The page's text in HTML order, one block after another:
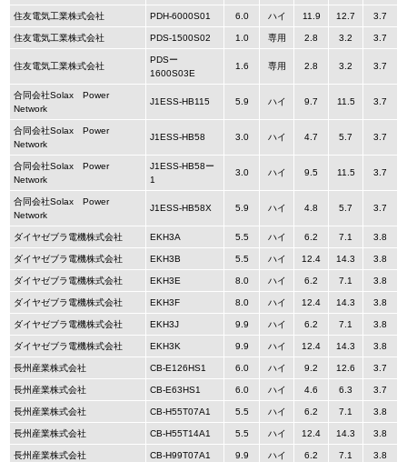
住友電気工業株式会社 PDH-6000S01 6.0 ハイ 11.9 12.7 3.7
住友電気工業株式会社 PDS-1500S02 1.0 専用 2.8 3.2 3.7
住友電気工業株式会社
PDSー
1600S03E
1.6 専用 2.8 3.2 3.7
合同会社Solax Power
Network
J1ESS-HB115 5.9 ハイ 9.7 11.5 3.7
合同会社Solax Power
Network
J1ESS-HB58 3.0 ハイ 4.7 5.7 3.7
合同会社Solax Power
Network
J1ESS-HB58ー
1
3.0 ハイ 9.5 11.5 3.7
合同会社Solax Power
Network
J1ESS-HB58X 5.9 ハイ 4.8 5.7 3.7
ダイヤゼブラ電機株式会社 EKH3A 5.5 ハイ 6.2 7.1 3.8
ダイヤゼブラ電機株式会社 EKH3B 5.5 ハイ 12.4 14.3 3.8
ダイヤゼブラ電機株式会社 EKH3E 8.0 ハイ 6.2 7.1 3.8
ダイヤゼブラ電機株式会社 EKH3F 8.0 ハイ 12.4 14.3 3.8
ダイヤゼブラ電機株式会社 EKH3J 9.9 ハイ 6.2 7.1 3.8
ダイヤゼブラ電機株式会社 EKH3K 9.9 ハイ 12.4 14.3 3.8
長州産業株式会社 CB-E126HS1 6.0 ハイ 9.2 12.6 3.7
長州産業株式会社 CB-E63HS1 6.0 ハイ 4.6 6.3 3.7
長州産業株式会社 CB-H55T07A1 5.5 ハイ 6.2 7.1 3.8
長州産業株式会社 CB-H55T14A1 5.5 ハイ 12.4 14.3 3.8
長州産業株式会社 CB-H99T07A1 9.9 ハイ 6.2 7.1 3.8